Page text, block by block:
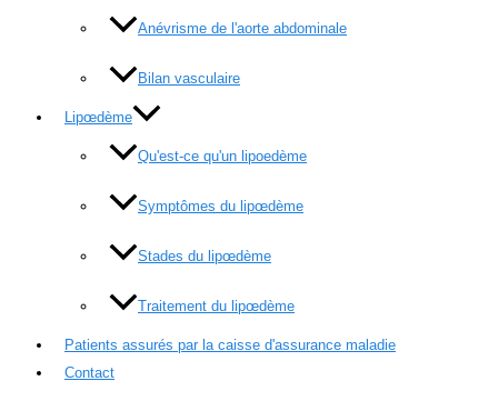
Anévrisme de l'aorte abdominale
Bilan vasculaire
Lipœdème
Qu'est-ce qu'un lipoedème
Symptômes du lipœdème
Stades du lipœdème
Traitement du lipœdème
Patients assurés par la caisse d'assurance maladie
Contact